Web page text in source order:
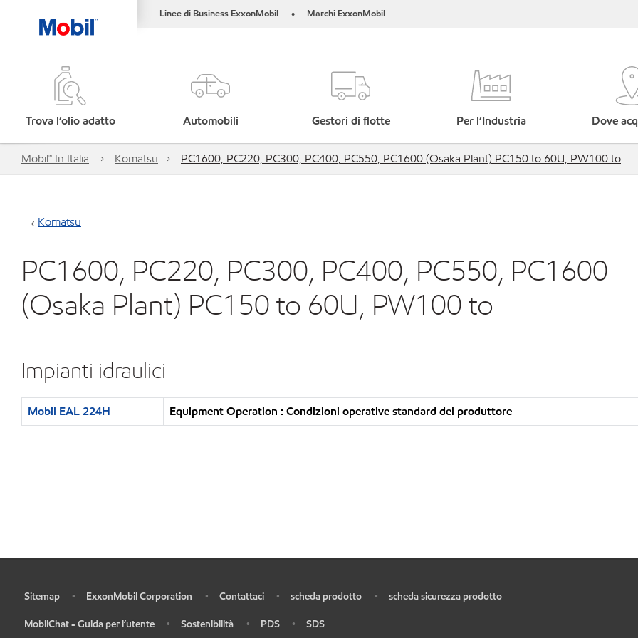
Linee di Business ExxonMobil • Marchi ExxonMobil
Trova l’olio adatto Automobili Gestori di flotte Per l’Industria Dove
Mobil™ In Italia Komatsu PC1600, PC220, PC300, PC400, PC550, PC1600 (Osaka Plant) PC150 to 60U, PW100 to
Komatsu
PC1600, PC220, PC300, PC400, PC550, PC1600
(Osaka Plant) PC150 to 60U, PW100 to
Impianti idraulici
Mobil EAL 224H Equipment Operation : Condizioni operative standard del produttore
Sitemap • ExxonMobil Corporation • Contattaci • scheda prodotto • scheda sicurezza prodotto
MobilChat - Guida per l’utente • Sostenibilità • PDS • SDS